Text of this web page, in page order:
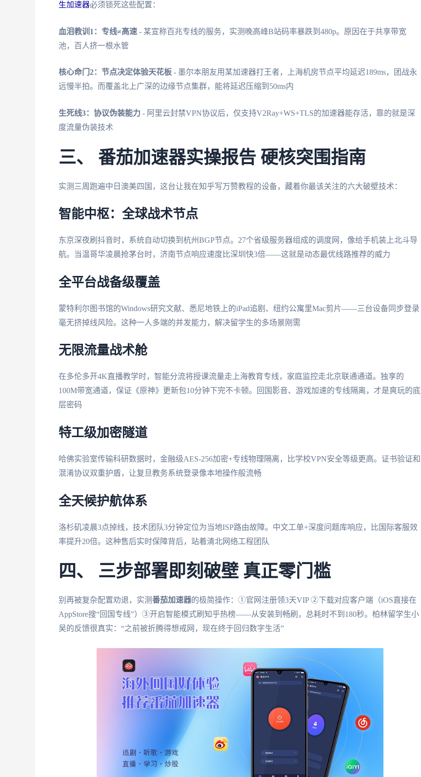
生加速器必须锁死这些配置：
血泪教训1：专线≠高速 - 某宣称百兆专线的服务，实测晚高峰B站码率暴跌到480p。原因在于共享带宽
池，百人挤一根水管
核心命门2：节点决定体验天花板 - 墨尔本朋友用某加速器打王者，上海机房节点平均延迟189ms，团战永
远慢半拍。而覆盖北上广深的边缘节点集群，能将延迟压缩到50ms内
生死线3：协议伪装能力 - 阿里云封禁VPN协议后，仅支持V2Ray+WS+TLS的加速器能存活，靠的就是深
度流量伪装技术
三、 番茄加速器实操报告 硬核突围指南
实测三周跑遍中日澳美四国，这台让我在知乎写万赞教程的设备，藏着你最该关注的六大破壁技术：
智能中枢：全球战术节点
东京深夜刷抖音时，系统自动切换到杭州BGP节点。27个省级服务器组成的调度网，像给手机装上北斗导
航。当温哥华凌晨抢茅台时，济南节点响应速度比深圳快3倍——这就是动态最优线路推荐的威力
全平台战备级覆盖
蒙特利尔图书馆的Windows研究文献、悉尼地铁上的iPad追剧、纽约公寓里Mac剪片——三台设备同步登录
毫无挤掉线风险。这种一人多端的并发能力，解决留学生的多场景刚需
无限流量战术舱
在多伦多开4K直播教学时，智能分流将授课流量走上海教育专线，家庭监控走北京联通通道。独享的
100M带宽通道，保证《原神》更新包10分钟下完不卡顿。回国影音、游戏加速的专线隔离，才是爽玩的底
层密码
特工级加密隧道
哈佛实验室传输科研数据时，金融级AES-256加密+专线物理隔离，比学校VPN安全等级更高。证书验证和
混淆协议双重护盾，让复旦教务系统登录像本地操作般流畅
全天候护航体系
洛杉矶凌晨3点掉线，技术团队3分钟定位为当地ISP路由故障。中文工单+深度问题库响应，比国际客服效
率提升20倍。这种售后实时保障背后，站着清北网络工程团队
四、 三步部署即刻破壁 真正零门槛
别再被复杂配置劝退，实测番茄加速器的极简操作：①官网注册领3天VIP ②下载对应客户端（iOS直接在
AppStore搜“回国专线”）③开启智能模式刷知乎热榜——从安装到畅刷，总耗时不到180秒。柏林留学生小
吴的反馈很真实：“之前被折腾得想戒网，现在终于回归数字生活”